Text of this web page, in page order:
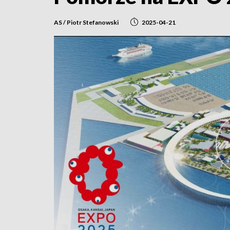
AS / Piotr Stefanowski 2025-04-21